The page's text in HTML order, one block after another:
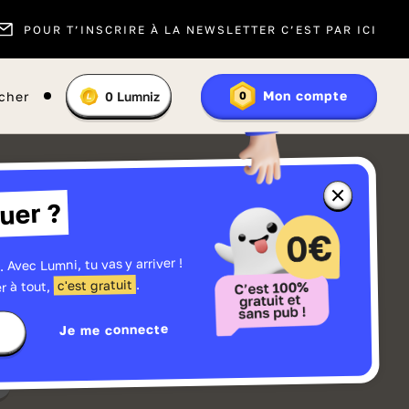
POUR T’INSCRIRE À LA NEWSLETTER C’EST PAR ICI
En
savoir
plus
les
Vous
:
0 Lumniz 0 Mon compte
Fermer
la
fenêtre
sur
Lumniz
?
Lumni, tu vas y arriver !
à tout, c'est gratuit .
Je me connecte